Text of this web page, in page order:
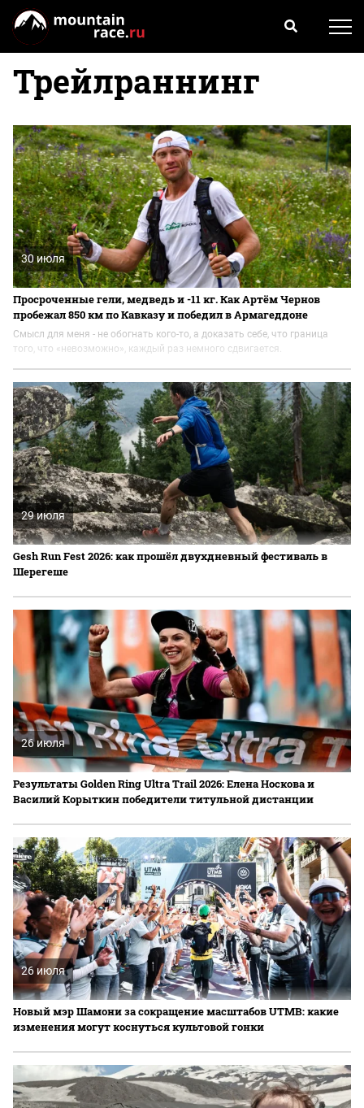
Трейлраннинг
30 июля
Просроченные гели, медведь и -11 кг. Как Артём Чернов
пробежал 850 км по Кавказу и победил в Армагеддоне
Смысл для меня - не обогнать кого-то, а доказать себе, что граница
того, что «невозможно», каждый раз немного сдвигается.
29 июля
Gesh Run Fest 2026: как прошёл двухдневный фестиваль в
Шерегеше
26 июля
Результаты Golden Ring Ultra Trail 2026: Елена Носкова и
Василий Корыткин победители титульной дистанции
26 июля
Новый мэр Шамони за сокращение масштабов UTMB: какие
изменения могут коснуться культовой гонки